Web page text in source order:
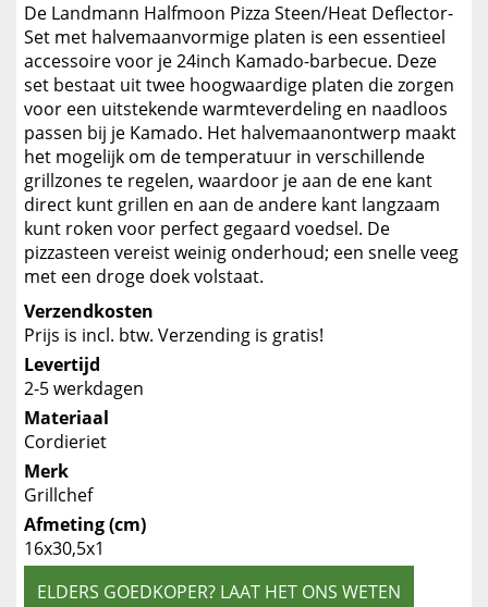
De Landmann Halfmoon Pizza Steen/Heat Deflector-
Set met halvemaanvormige platen is een essentieel
accessoire voor je 24inch Kamado-barbecue. Deze
set bestaat uit twee hoogwaardige platen die zorgen
voor een uitstekende warmteverdeling en naadloos
passen bij je Kamado. Het halvemaanontwerp maakt
het mogelijk om de temperatuur in verschillende
grillzones te regelen, waardoor je aan de ene kant
direct kunt grillen en aan de andere kant langzaam
kunt roken voor perfect gegaard voedsel. De
pizzasteen vereist weinig onderhoud; een snelle veeg
met een droge doek volstaat.
Verzendkosten
Prijs is incl. btw. Verzending is gratis!
Levertijd
2-5 werkdagen
Materiaal
Cordieriet
Merk
Grillchef
Afmeting (cm)
16x30,5x1
ELDERS GOEDKOPER? LAAT HET ONS WETEN